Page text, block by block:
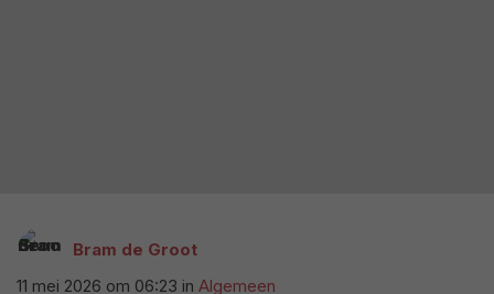
Bram de Groot
11 mei 2026 om 06:23 in Algemeen